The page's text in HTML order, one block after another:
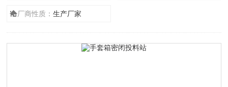
厂商性质：生产厂家